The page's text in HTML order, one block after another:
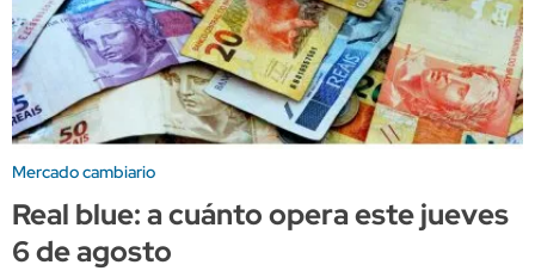
Mercado cambiario
Real blue: a cuánto opera este jueves
6 de agosto